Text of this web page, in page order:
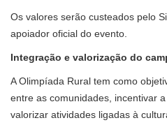
Os valores serão custeados pelo
apoiador oficial do evento.
Integração e valorização do
A Olimpíada Rural tem como
entre as comunidades, incentivar
valorizar atividades ligadas à